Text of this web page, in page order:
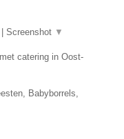
Screenshot ▼
catering in Oost-
Babyborrels,